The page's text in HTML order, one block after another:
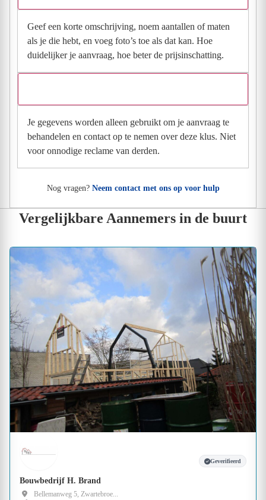
Geef een korte omschrijving, noem aantallen of maten
als je die hebt, en voeg foto’s toe als dat kan. Hoe
duidelijker je aanvraag, hoe beter de prijsinschatting.
Je gegevens worden alleen gebruikt om je aanvraag te
behandelen en contact op te nemen over deze klus. Niet
voor onnodige reclame van derden.
Nog vragen? Neem contact met ons op voor hulp
Vergelijkbare Aannemers in de buurt
Geverifieerd
Bouwbedrijf H. Brand
Bellemanweg 5, Zwartebroe...